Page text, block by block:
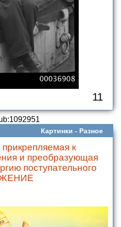
11
Картинки - Разное
к
и преобразующая
поступательного